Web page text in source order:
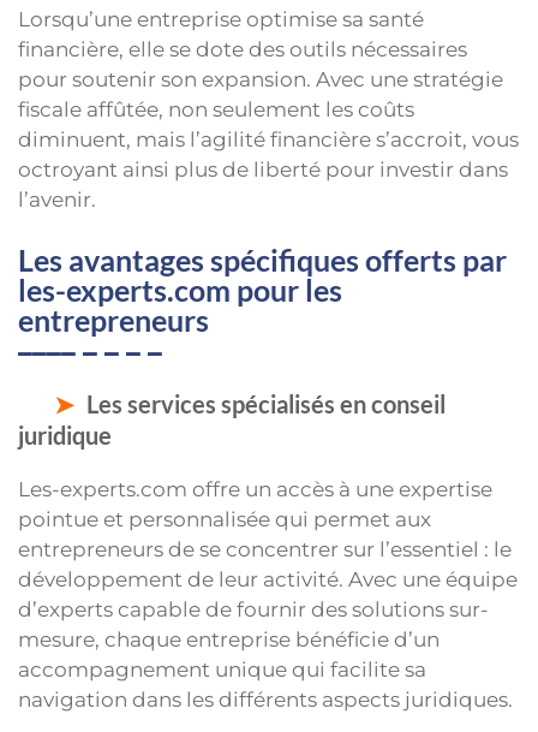
Lorsqu’une entreprise optimise sa santé
financière, elle se dote des outils nécessaires
pour soutenir son expansion. Avec une stratégie
fiscale affûtée, non seulement les coûts
diminuent, mais l’agilité financière s’accroit, vous
octroyant ainsi plus de liberté pour investir dans
l’avenir.
Les avantages spécifiques offerts par
les-experts.com pour les
entrepreneurs
Les services spécialisés en conseil
juridique
Les-experts.com offre un accès à une expertise
pointue et personnalisée qui permet aux
entrepreneurs de se concentrer sur l’essentiel : le
développement de leur activité. Avec une équipe
d’experts capable de fournir des solutions sur-
mesure, chaque entreprise bénéficie d’un
accompagnement unique qui facilite sa
navigation dans les différents aspects juridiques.